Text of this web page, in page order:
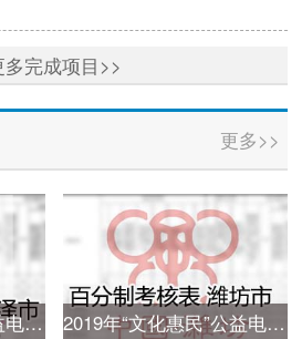
多完成项目>>
更多>>
2019年“文化惠民”公益电影放映活动单次放映平台监管百分制考核表 菏泽 2019年“文化惠民”公益电影放映活动单次放映平台监管百分制考核表 潍坊